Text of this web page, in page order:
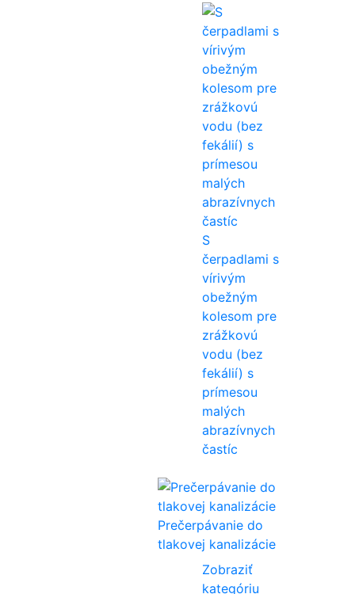
S
čerpadlami s
vírivým
obežným
kolesom pre
zrážkovú
vodu (bez
fekálií) s
prímesou
malých
abrazívnych
častíc
Prečerpávanie do
tlakovej kanalizácie
Zobraziť
kategóriu